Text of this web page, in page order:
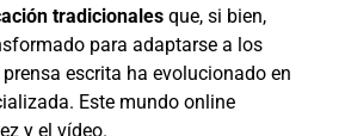
tradicionales que, si bien,
para adaptarse a los
escrita ha evolucionado en
Este mundo online
y el vídeo.